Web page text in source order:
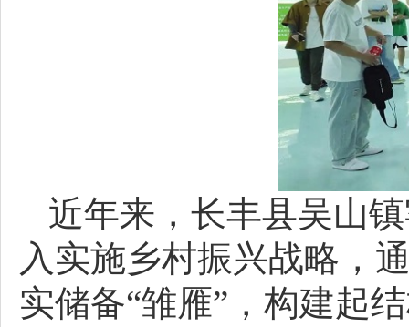
近年来，长丰县吴山
入实施乡村振兴战略，
实储备“雏雁”，构建起